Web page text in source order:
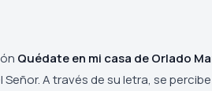
Quédate en mi casa de Orlado
A través de su letra, se